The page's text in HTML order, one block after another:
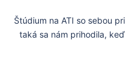
Štúdium na ATI so sebou
taká sa nám prihodila,